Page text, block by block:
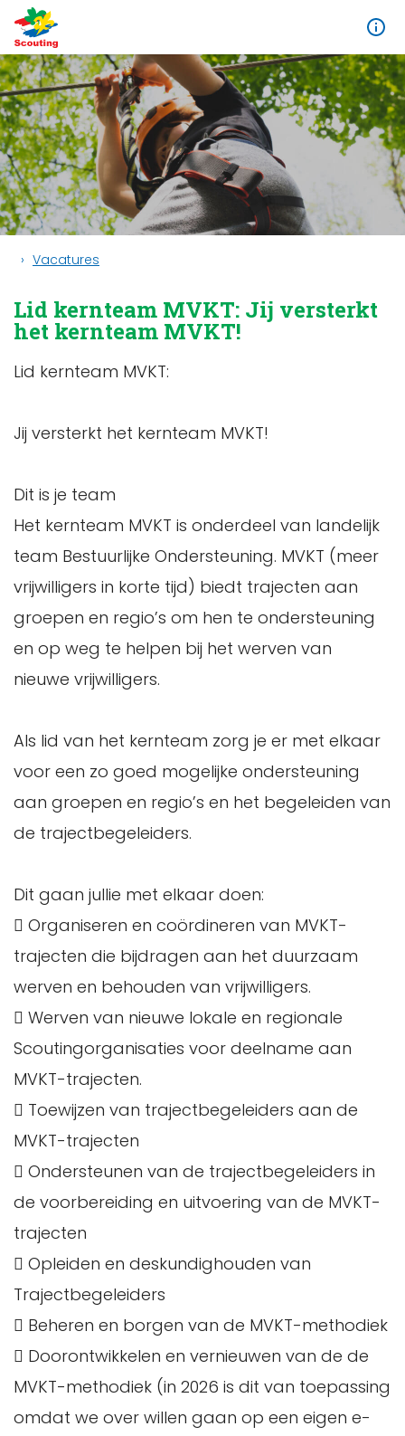
Vacatures
Lid kernteam MVKT: Jij versterkt
het kernteam MVKT!
Lid kernteam MVKT:
Jij versterkt het kernteam MVKT!
Dit is je team
Het kernteam MVKT is onderdeel van landelijk
team Bestuurlijke Ondersteuning. MVKT (meer
vrijwilligers in korte tijd) biedt trajecten aan
groepen en regio’s om hen te ondersteuning
en op weg te helpen bij het werven van
nieuwe vrijwilligers.
Als lid van het kernteam zorg je er met elkaar
voor een zo goed mogelijke ondersteuning
aan groepen en regio’s en het begeleiden van
de trajectbegeleiders.
Dit gaan jullie met elkaar doen:
 Organiseren en coördineren van MVKT-
trajecten die bijdragen aan het duurzaam
werven en behouden van vrijwilligers.
 Werven van nieuwe lokale en regionale
Scoutingorganisaties voor deelname aan
MVKT-trajecten.
 Toewijzen van trajectbegeleiders aan de
MVKT-trajecten
 Ondersteunen van de trajectbegeleiders in
de voorbereiding en uitvoering van de MVKT-
trajecten
 Opleiden en deskundighouden van
Trajectbegeleiders
 Beheren en borgen van de MVKT-methodiek
 Doorontwikkelen en vernieuwen van de de
MVKT-methodiek (in 2026 is dit van toepassing
omdat we over willen gaan op een eigen e-